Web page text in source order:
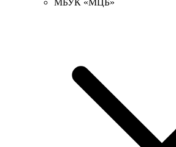
МБУК «МЦБ»